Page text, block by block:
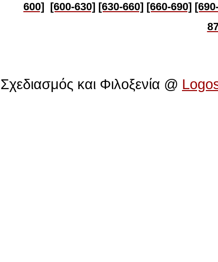
600] [600-630] [630-660] [660-690]
Σχεδιασμός και Φιλοξενία @